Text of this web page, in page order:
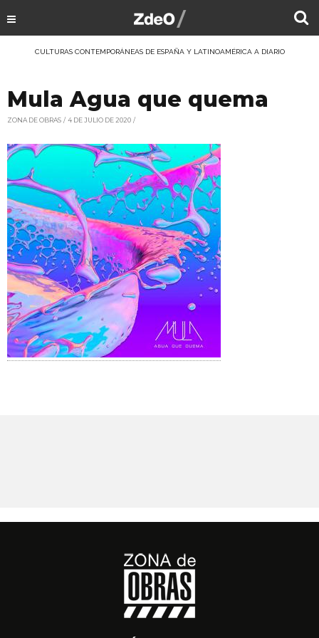
CULTURAS CONTEMPORÁNEAS DE ESPAÑA Y LATINOAMÉRICA A DIARIO
Mula Agua que quema
ZONA DE OBRAS 4 DE JULIO DE 2020